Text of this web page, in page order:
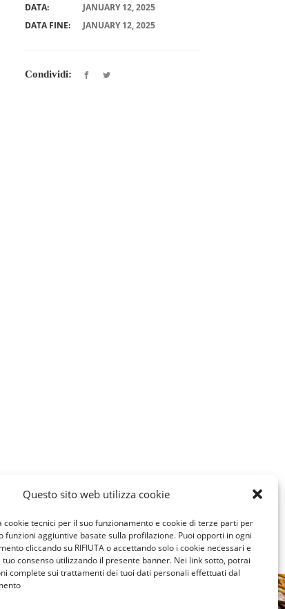
Questo sito web utilizza cookie
cookie tecnici per il suo funzionamento e cookie di terze parti per
funzioni aggiuntive basate sulla profilazione. Puoi opporti in ogni
cliccando su RIFIUTA o accettando solo i cookie necessari e
consenso utilizzando il presente banner. Nei link sotto, potrai
complete sui trattamenti dei tuoi dati personali effettuati dal
DATA:
JANUARY 12, 2025
DATA FINE:
JANUARY 12, 2025
Condividi: